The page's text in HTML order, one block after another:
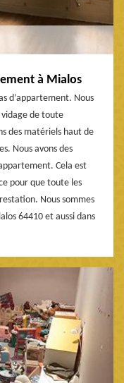
à Mialos
d’appartement. Nous
de toute
des matériels haut de
Nous avons des
Cela est
pour que toute les
Nous sommes
64410 et aussi dans